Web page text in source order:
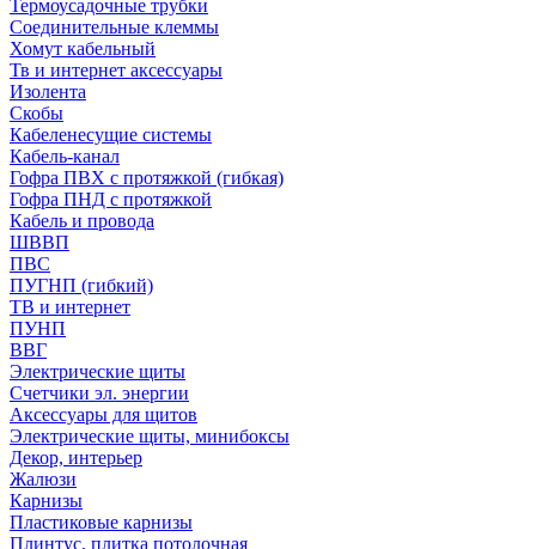
Термоусадочные трубки
Соединительные клеммы
Хомут кабельный
Тв и интернет аксессуары
Изолента
Скобы
Кабеленесущие системы
Кабель-канал
Гофра ПВХ с протяжкой (гибкая)
Гофра ПНД с протяжкой
Кабель и провода
ШВВП
ПВС
ПУГНП (гибкий)
ТВ и интернет
ПУНП
ВВГ
Электрические щиты
Счетчики эл. энергии
Аксессуары для щитов
Электрические щиты, минибоксы
Декор, интерьер
Жалюзи
Карнизы
Пластиковые карнизы
Плинтус, плитка потолочная